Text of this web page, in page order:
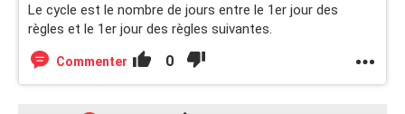
Le cycle est le nombre de jours entre le 1er jour des
règles et le 1er jour des règles suivantes.
Commenter 0